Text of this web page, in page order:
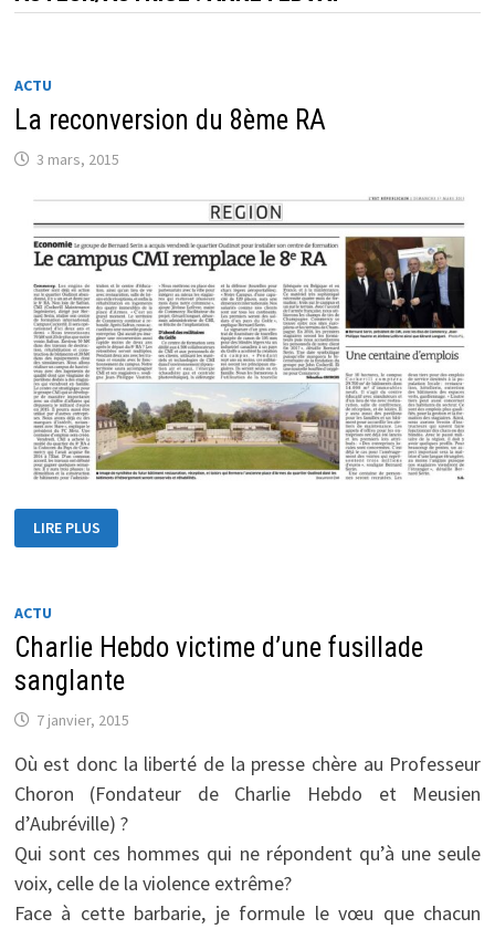
ACTU
La reconversion du 8ème RA
3 mars, 2015
RECONVERSION
DU
LIRE PLUS
ACTU
Charlie Hebdo victime d’une fusillade
sanglante
7 janvier, 2015
Où est donc la liberté de la presse chère au Professeur
Choron (Fondateur de Charlie Hebdo et Meusien
d’Aubréville) ?
Qui sont ces hommes qui ne répondent qu’à une seule
voix, celle de la violence extrême?
Face à cette barbarie, je formule le vœu que chacun